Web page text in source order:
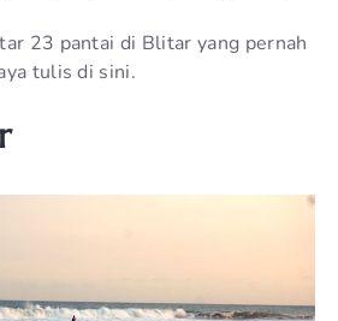
23 pantai di Blitar yang pernah
tulis di sini.